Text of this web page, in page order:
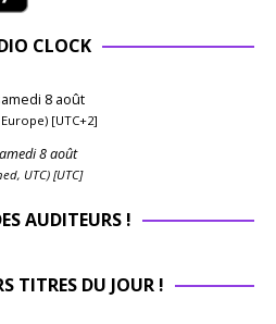
CLOCK
8 août
Europe) [UTC+2]
8 août
UTC) [UTC]
AUDITEURS !
TITRES DU JOUR !